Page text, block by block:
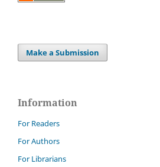
Make a Submission
Information
For Readers
For Authors
For Librarians